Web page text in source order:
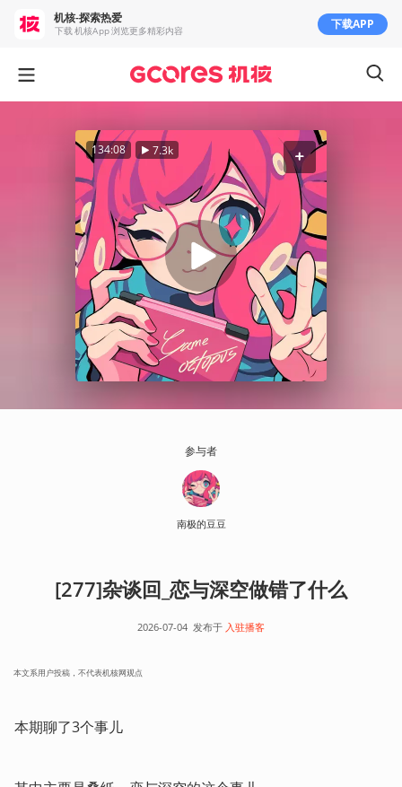
134:08 7.3k
参与者
南极的豆豆
[277]杂谈回_恋与深空做错了什么
2026-07-04 发布于 入驻播客
本文系用户投稿，不代表机核网观点
本期聊了3个事儿
机核-探索热爱
下载 机核App 浏览更多精彩内容 下载APP